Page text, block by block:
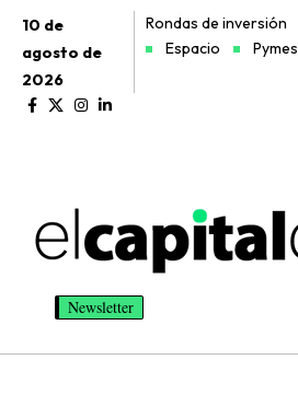
10 de
agosto de
2026
Rondas de inversión
Espacio
Pymes
Newsletter